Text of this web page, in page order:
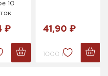
10
₽ 41,90 ₽
1000 г.